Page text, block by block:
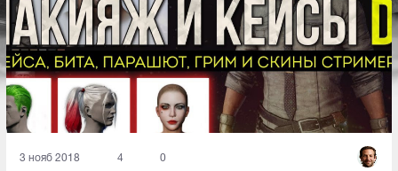
3 нояб 2018 4 0